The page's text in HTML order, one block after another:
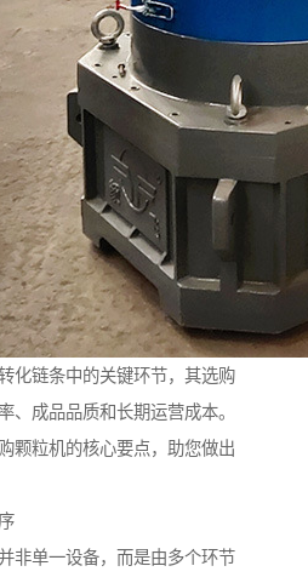
化链条中的关键环节，其选购
、成品品质和长期运营成本。
颗粒机的核心要点，助您做出
非单一设备，而是由多个环节